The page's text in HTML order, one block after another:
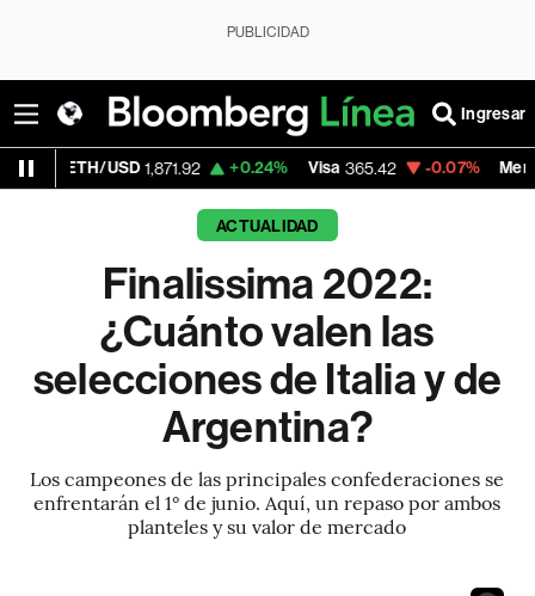
PUBLICIDAD
Ingresar
1,871.92 +0.24% Visa 365.42 -0.07% MercadoLibre
ACTUALIDAD
Finalissima 2022:
¿Cuánto valen las
selecciones de Italia y de
Argentina?
Los campeones de las principales confederaciones se
enfrentarán el 1° de junio. Aquí, un repaso por ambos
planteles y su valor de mercado